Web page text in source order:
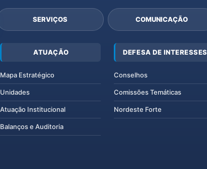
SERVIÇOS COMUNICAÇÃO
ATUAÇÃO
Mapa Estratégico
Unidades
Atuação Institucional
Balanços e Auditoria
DEFESA DE INTERESSES
Conselhos
Comissões Temáticas
Nordeste Forte